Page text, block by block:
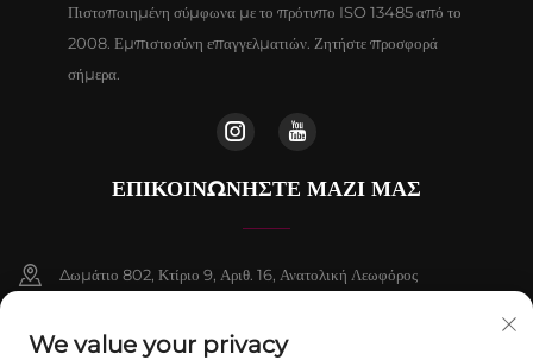
Πιστοποιημένη σύμφωνα με το πρότυπο ISO 13485 από το
2008. Εμπιστοσύνη επαγγελματιών. Ζητήστε προσφορά
σήμερα.
ΕΠΙΚΟΙΝΩΝΉΣΤΕ ΜΑΖΊ ΜΑΣ
Δωμάτιο 802, Κτίριο 9, Αριθ. 16, Ανατολική Λεωφόρος
We value your privacy